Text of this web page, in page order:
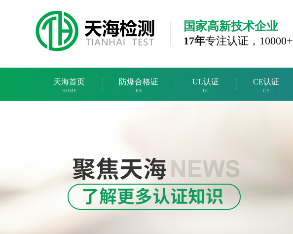
国家高新技术企业
17年专注认证，
天海首页
HOME
防爆合格证
EX
UL认证
UL
CE认证
CE